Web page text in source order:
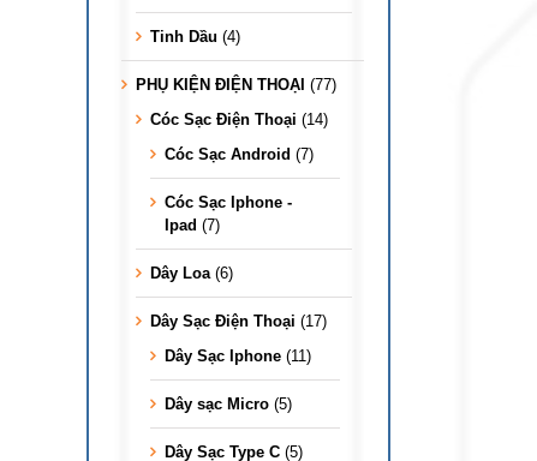
Tinh Dầu (4)
PHỤ KIỆN ĐIỆN THOẠI (77)
Cóc Sạc Điện Thoại (14)
Cóc Sạc Android (7)
Cóc Sạc Iphone -
Ipad (7)
Dây Loa (6)
Dây Sạc Điện Thoại (17)
Dây Sạc Iphone (11)
Dây sạc Micro (5)
Dây Sạc Type C (5)